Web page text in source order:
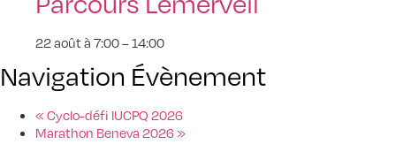
22 août à 7:00–14:00
Navigation Évènement
« Cyclo-défi IUCPQ 2026
Marathon Beneva 2026»